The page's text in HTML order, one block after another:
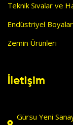
Teknik Sıvalar ve
Endüstriyel Boyalar
Zemin Ürünleri
İletişim
Gürsu Yeni